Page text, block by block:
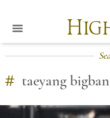
# taeyang